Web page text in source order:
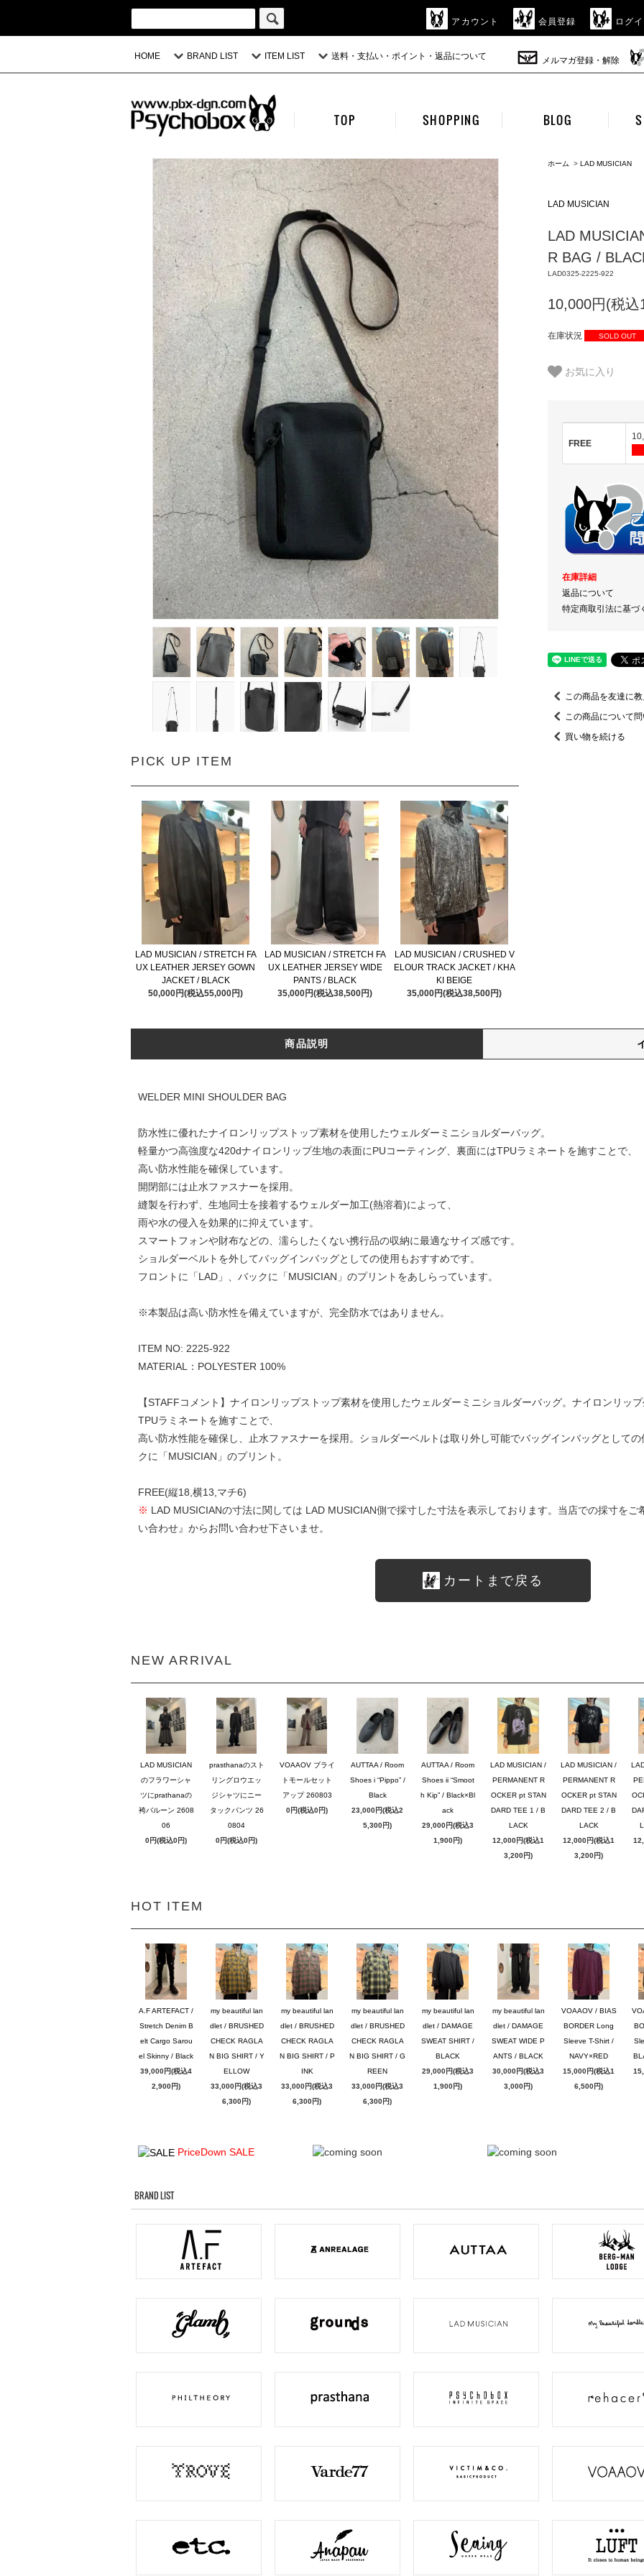
アカウント 会員登録 ログ
HOME BRAND LIST ITEM LIST 送料・支払い・ポイント・返品について メルマガ登録・解除
TOP SHOPPING BLOG
PICK UP ITEM
LAD MUSICIAN / STRETCH FA
UX LEATHER JERSEY GOWN
JACKET / BLACK
50,000円(税込55,000円)
LAD MUSICIAN / STRETCH FA
UX LEATHER JERSEY WIDE
PANTS / BLACK
35,000円(税込38,500円)
LAD MUSICIAN / CRUSHED V
ELOUR TRACK JACKET / KHA
KI BEIGE
35,000円(税込38,500円)
ホーム > LAD MUSICIAN
LAD MUSICIAN
LAD
R BAG /
LAD0325-2225-922
10,000円(税
在庫状況 SOLD OUT
お気に入り
FREE
在庫詳細
返品について
特定商取引法に基づ
この商品を友達に
この商品について
買い物を続ける
商品説明
WELDER MINI SHOULDER BAG
防水性に優れたナイロンリップストップ素材を使用したウェルダーミニショルダーバッグ。
軽量かつ高強度な420dナイロンリップ生地の表面にPUコーティング、裏面にはTPUラミネートを施すことで、
高い防水性能を確保しています。
開閉部には止水ファスナーを採用。
縫製を行わず、生地同士を接着するウェルダー加工(熱溶着)によって、
雨や水の侵入を効果的に抑えています。
スマートフォンや財布などの、濡らしたくない携行品の収納に最適なサイズ感です。
ショルダーベルトを外してバッグインバッグとしての使用もおすすめです。
フロントに「LAD」、バックに「MUSICIAN」のプリントをあしらっています。
※本製品は高い防水性を備えていますが、完全防水ではありません。
ITEM NO: 2225-922
MATERIAL：POLYESTER 100%
【STAFFコメント】ナイロンリップストップ素材を使用したウェルダーミニショルダーバッグ。ナイロンリッ
TPUラミネートを施すことで、
高い防水性能を確保し、止水ファスナーを採用。ショルダーベルトは取り外し可能でバッグインバッグとして
クに「MUSICIAN」のプリント。
FREE(縦18,横13,マチ6)
※ LAD MUSICIANの寸法に関しては LAD MUSICIAN側で採寸した寸法を表示しております。当店での採寸を
い合わせ』からお問い合わせ下さいませ。
カートまで戻る
NEW ARRIVAL
LAD MUSICIAN
のフラワーシャ
ツにprathanaの
袴バルーン 2608
06
0円(税込0円)
prasthanaのスト
リングロウエッ
ジシャツにニー
タックパンツ 26
0804
0円(税込0円)
VOAAOV ブライ
トモールセット
アップ 260803
0円(税込0円)
AUTTAA / Room
Shoes i “Pippo” /
Black
23,000円(税込2
5,300円)
AUTTAA / Room
Shoes ii “Smoot
h Kip” / Black×Bl
ack
29,000円(税込3
1,900円)
LAD MUSICIAN /
PERMANENT R
OCKER pt STAN
DARD TEE 1 / B
LACK
12,000円(税込1
3,200円)
LAD MUSICIAN /
PERMANENT R
OCKER pt STAN
DARD TEE 2 / B
LACK
12,000円(税込1
3,200円)
HOT ITEM
A.F ARTEFACT /
Stretch Denim B
elt Cargo Sarou
el Skinny / Black
39,000円(税込4
2,900円)
my beautiful lan
dlet / BRUSHED
CHECK RAGLA
N BIG SHIRT / Y
ELLOW
33,000円(税込3
6,300円)
my beautiful lan
dlet / BRUSHED
CHECK RAGLA
N BIG SHIRT / P
INK
33,000円(税込3
6,300円)
my beautiful lan
dlet / BRUSHED
CHECK RAGLA
N BIG SHIRT / G
REEN
33,000円(税込3
6,300円)
my beautiful lan
dlet / DAMAGE
SWEAT SHIRT /
BLACK
29,000円(税込3
1,900円)
my beautiful lan
dlet / DAMAGE
SWEAT WIDE P
ANTS / BLACK
30,000円(税込3
3,000円)
VOAAOV / BIAS
BORDER Long
Sleeve T-Shirt /
NAVY×RED
15,000円(税込1
6,500円)
PriceDown SALE
BRAND LIST